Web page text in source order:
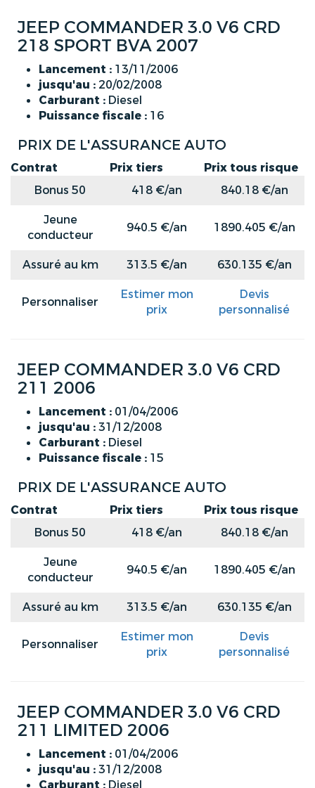
JEEP COMMANDER 3.0 V6 CRD
218 SPORT BVA 2007
Lancement : 13/11/2006
jusqu'au : 20/02/2008
Carburant : Diesel
Puissance fiscale : 16
PRIX DE L'ASSURANCE AUTO
Contrat Prix tiers
Prix tous risque
Bonus 50
418 €/an
840.18 €/an
Jeune
conducteur
940.5 €/an 1890.405 €/an
Assuré au km 313.5 €/an 630.135 €/an
Personnaliser
Estimer mon
prix
Devis
personnalisé
JEEP COMMANDER 3.0 V6 CRD
211 2006
Lancement : 01/04/2006
jusqu'au :31/12/2008
Carburant : Diesel
Puissance fiscale : 15
PRIX DE L'ASSURANCE AUTO
Contrat Prix tiers
Prix tous risque
Bonus 50
418 €/an
840.18 €/an
Jeune
conducteur
940.5 €/an 1890.405 €/an
Assuré au km 313.5 €/an 630.135 €/an
Personnaliser
Estimer mon
prix
Devis
personnalisé
JEEP COMMANDER 3.0 V6 CRD
211 LIMITED 2006
Lancement : 01/04/2006
jusqu'au :31/12/2008
Carburant : Diesel